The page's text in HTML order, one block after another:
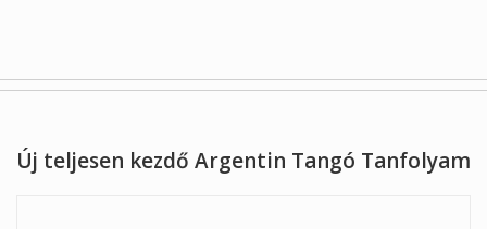
Órarend
Munkáim
Új teljesen kezdő Argentin Tangó Tanfolyam